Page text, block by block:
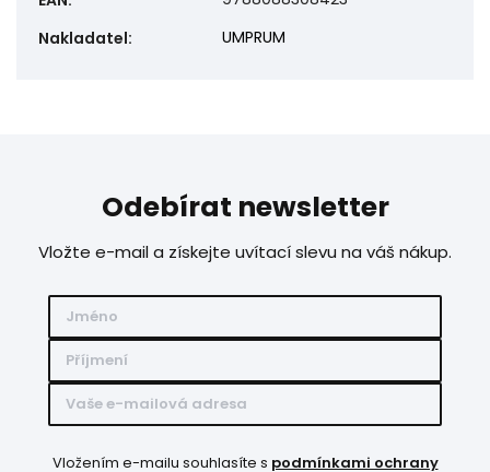
Nakladatel: UMPRUM
Odebírat newsletter
Vložte e-mail a získejte uvítací slevu na váš nákup.
Vložením e-mailu souhlasíte s podmínkami ochrany